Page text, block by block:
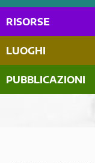
RISORSE
LUOGHI
PUBBLICAZIONI